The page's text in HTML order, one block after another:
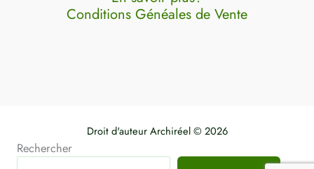
Conditions Généales de Vente
Droit d'auteur Archiréel © 2026
Rechercher